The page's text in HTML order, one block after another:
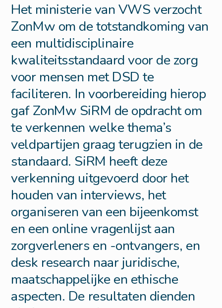
Het ministerie van VWS verzocht
ZonMw om de totstandkoming van
een multidisciplinaire
kwaliteitsstandaard voor de zorg
voor mensen met DSD te
faciliteren. In voorbereiding hierop
gaf ZonMw SiRM de opdracht om
te verkennen welke thema’s
veldpartijen graag terugzien in de
standaard. SiRM heeft deze
verkenning uitgevoerd door het
houden van interviews, het
organiseren van een bijeenkomst
en een online vragenlijst aan
zorgverleners en -ontvangers, en
desk research naar juridische,
maatschappelijke en ethische
aspecten. De resultaten dienden